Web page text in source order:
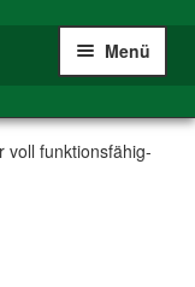
Menü
voll funktionsfähig-